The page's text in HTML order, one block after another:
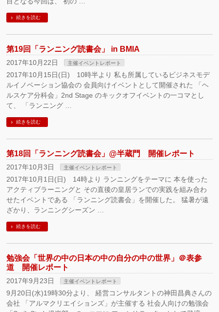
続きを読む
第19回「ランニング読書会」 in BMIA
2017年10月22日 主催イベントレポート
2017年10月15日(日) 10時半より 私も所属しているビジネスモデ
ルイノベーション協会の 会員向けイベントとして開催された 「ヘ
ルスケア分科会」2nd Stage のキックオフイベントの一コマとし
て、 「ランニング …
続きを読む
第18回「ランニング読書会」@半蔵門 開催レポート
2017年10月3日 主催イベントレポート
2017年10月1日(日) 14時より ランニングをテーマに 本を使った
アクティブラーニングと その直後の皇居ランでの実践を組み合わ
せたイベントである 「ランニング読書会」を開催した。 猛暑が遠
ざかり、ランニングシーズン …
続きを読む
勉強会「世界の中の日本の中の自分の中の世界」＠表参
道 開催レポート
2017年9月23日 主催イベントレポート
9月20日(水)19時30分より、 経営コンサルタントの神田昌典さんの
会社 「アルマクリエイションズ」が主催する 社会人向けの勉強会